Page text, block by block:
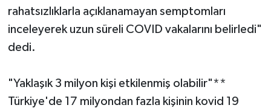
rahatsızlıklarla açıklanamayan semptomları
inceleyerek uzun süreli COVID vakalarını belirledi"
dedi.
"Yaklaşık 3 milyon kişi etkilenmiş olabilir"**
Türkiye'de 17 milyondan fazla kişinin kovid 19